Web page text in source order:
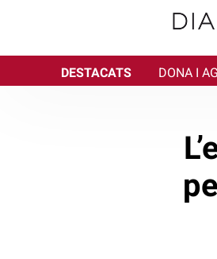
DESTACATS DONA I